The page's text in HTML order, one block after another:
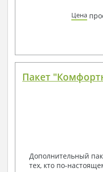
Цена
Пакет
Дополнительный
тех, кто по-